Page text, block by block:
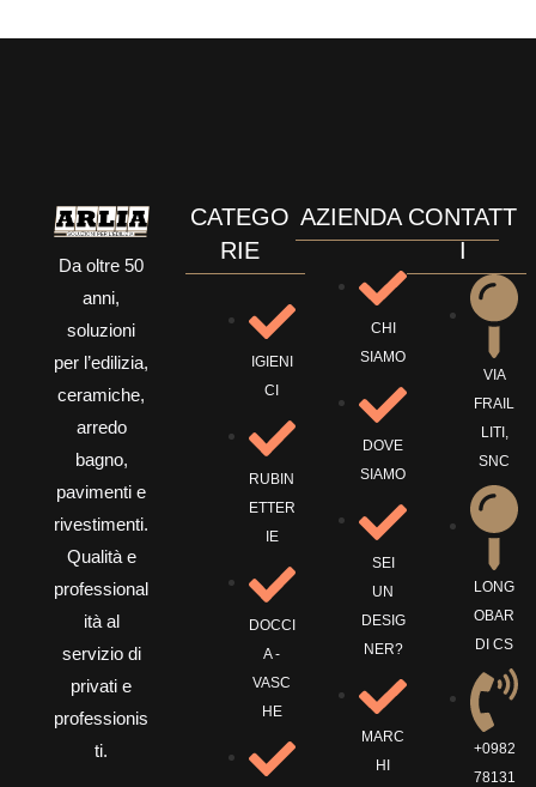
Da oltre 50
anni,
soluzioni
per l’edilizia,
ceramiche,
arredo
bagno,
pavimenti e
rivestimenti.
Qualità e
professional
ità al
servizio di
privati e
professionis
ti.
CATEGO
RIE
IGIENI
CI
RUBIN
ETTER
IE
DOCCI
A -
VASC
HE
AZIENDA
CHI
SIAMO
DOVE
SIAMO
SEI
UN
DESIG
NER?
MARC
HI
CONTATT
I
VIA
FRAIL
LITI,
SNC
LONG
OBAR
DI CS
+0982
78131